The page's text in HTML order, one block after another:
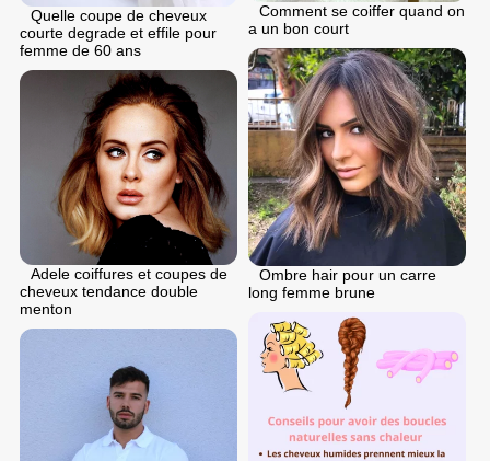
Comment se coiffer quand on
a un bon court
Quelle coupe de cheveux
courte degrade et effile pour
femme de 60 ans
Ombre hair pour un carre
long femme brune
Adele coiffures et coupes de
cheveux tendance double
menton